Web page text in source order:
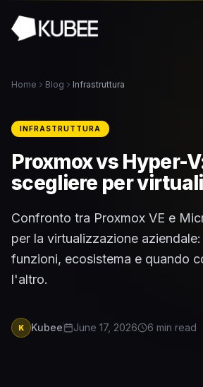
Home Blog Infrastruttura
INFRASTRUTTURA
Proxmox vs Hyper-
scegliere per
Confronto tra Proxmox VE e
per la virtualizzazione
funzioni, ecosistema e quando
l'altro.
K Kubee June 17, 2026 6 min read